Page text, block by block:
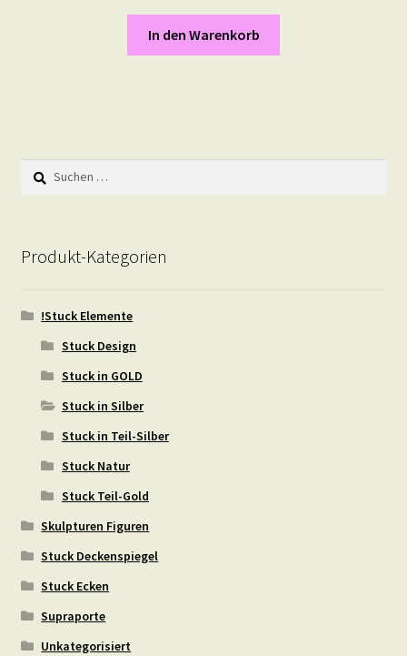
In den Warenkorb
Suchen
nach:
Produkt-Kategorien
!Stuck Elemente
Stuck Design
Stuck in GOLD
Stuck in Silber
Stuck in Teil-Silber
Stuck Natur
Stuck Teil-Gold
Skulpturen Figuren
Stuck Deckenspiegel
Stuck Ecken
Supraporte
Unkategorisiert